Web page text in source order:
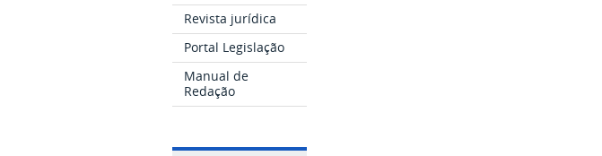
Revista jurídica
Portal Legislação
Manual de
Redação